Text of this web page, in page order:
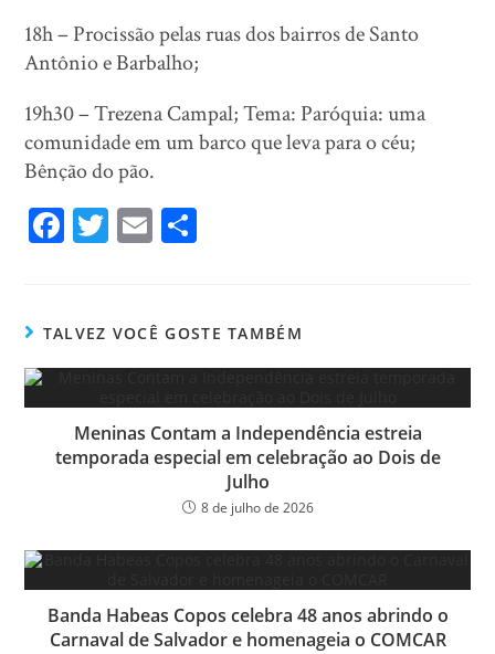
18h – Procissão pelas ruas dos bairros de Santo
Antônio e Barbalho;
19h30 – Trezena Campal; Tema: Paróquia: uma
comunidade em um barco que leva para o céu;
Bênção do pão.
Fa
ok
T
er
E
TALVEZ VOCÊ GOSTE TAMBÉM
Meninas Contam a Independência estreia
temporada especial em celebração ao Dois de
Julho
8 de julho de 2026
Banda Habeas Copos celebra 48 anos abrindo o
Carnaval de Salvador e homenageia o COMCAR